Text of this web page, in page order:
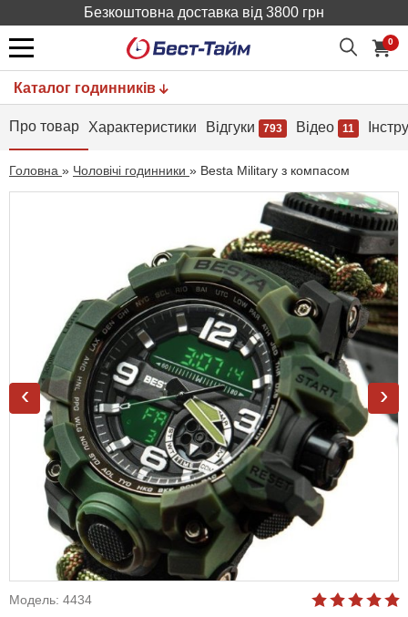
Безкоштовна доставка від 3800 грн
0
Каталог годинників
Про товар Характеристики Відгуки 793 Відео 11
Головна » Чоловічі годинники » Besta Military з компасом
‹ ›
Модель: 4434